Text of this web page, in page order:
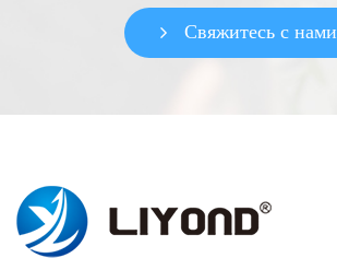
Свяжитесь с нами